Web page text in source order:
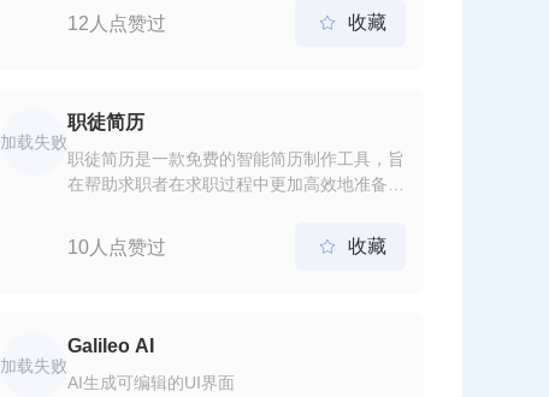
报告。
12人点赞过  收藏
加载失败
职徒简历
职徒简历是一款免费的智能简历制作工具，旨
在帮助求职者在求职过程中更加高效地准备和
样式，用户可以根据自己的行业和职位选择合
适的简历模板，并在线编辑简历内容。
10人点赞过  收藏
加载失败
Galileo AI
AI生成可编辑的UI界面